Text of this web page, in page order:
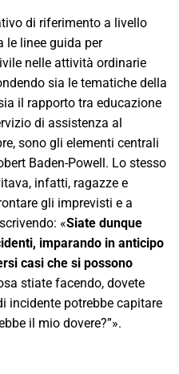
di riferimento a livello
le linee guida per
nelle attività ordinarie
sia le tematiche della
il rapporto tra educazione
di assistenza al
sono gli elementi centrali
Baden-Powell. Lo stesso
infatti, ragazze e
gli imprevisti e a
«Siate dunque
imparando in anticipo
casi che si possono
stiate facendo, dovete
incidente potrebbe capitare
il mio dovere?”».